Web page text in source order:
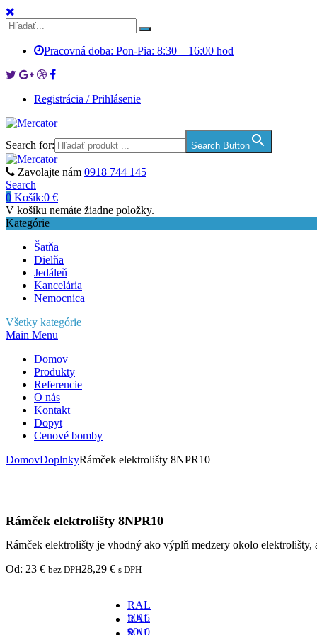
Pracovná doba: Pon-Pia: 8:30 – 16:00 hod
Registrácia / Prihlásenie
Search for: Search Button
Zavolajte nám 0918 744 145
Search
0 Košík:0 €
V košíku nemáte žiadne položky.
Kategórie
Šatňa
Dielňa
Jedáleň
Kancelária
Nemocnica
Všetky kategórie
Main Menu
Domov
Produkty
Referencie
O nás
Kontakt
Dopyt
Cenové bomby
DomovDoplnkyRámček elektrolišty 8NPR10
Rámček elektrolišty 8NPR10
Rámček elektrolišty je vhodný ako výplň medzery okolo
Od: 23 € bez DPH28,29 € s DPH
RAL
5015
-
RAL
9010